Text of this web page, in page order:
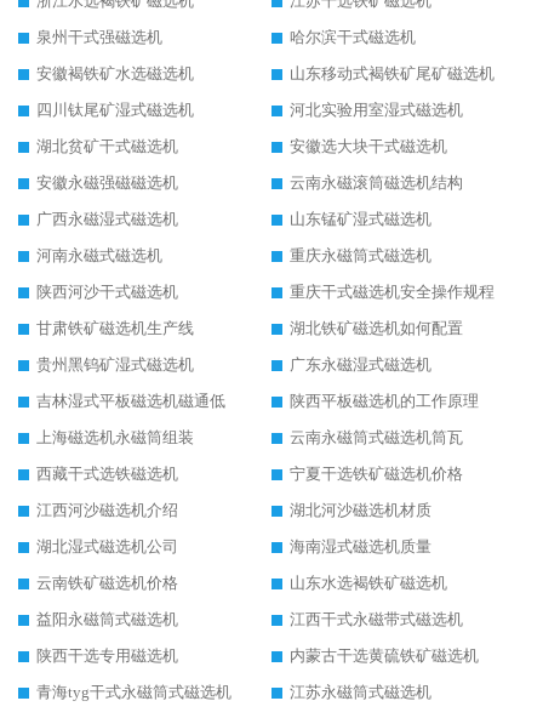
泉州干式强磁选机
哈尔滨干式磁选机
安徽褐铁矿水选磁选机
山东移动式褐铁矿尾矿磁选机
四川钛尾矿湿式磁选机
河北实验用室湿式磁选机
湖北贫矿干式磁选机
安徽选大块干式磁选机
安徽永磁强磁磁选机
云南永磁滚筒磁选机结构
广西永磁湿式磁选机
山东锰矿湿式磁选机
河南永磁式磁选机
重庆永磁筒式磁选机
陕西河沙干式磁选机
重庆干式磁选机安全操作规程
甘肃铁矿磁选机生产线
湖北铁矿磁选机如何配置
贵州黑钨矿湿式磁选机
广东永磁湿式磁选机
吉林湿式平板磁选机磁通低
陕西平板磁选机的工作原理
上海磁选机永磁筒组装
云南永磁筒式磁选机筒瓦
西藏干式选铁磁选机
宁夏干选铁矿磁选机价格
江西河沙磁选机介绍
湖北河沙磁选机材质
湖北湿式磁选机公司
海南湿式磁选机质量
云南铁矿磁选机价格
山东水选褐铁矿磁选机
益阳永磁筒式磁选机
江西干式永磁带式磁选机
陕西干选专用磁选机
内蒙古干选黄硫铁矿磁选机
青海tyg干式永磁筒式磁选机
江苏永磁筒式磁选机